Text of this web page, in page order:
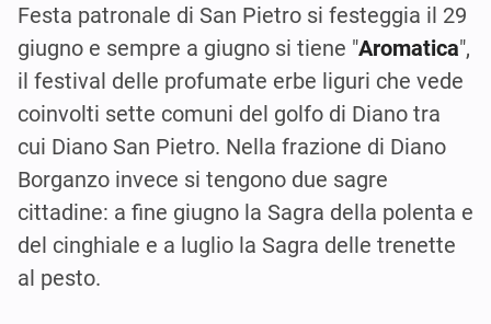
Festa patronale di San Pietro si festeggia il 29
giugno e sempre a giugno si tiene "Aromatica",
il festival delle profumate erbe liguri che vede
coinvolti sette comuni del golfo di Diano tra
cui Diano San Pietro. Nella frazione di Diano
Borganzo invece si tengono due sagre
cittadine: a fine giugno la Sagra della polenta e
del cinghiale e a luglio la Sagra delle trenette
al pesto.